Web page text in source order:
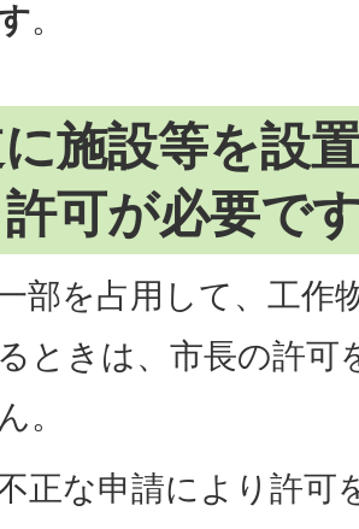
。
施設等を設
可が必要で
部を占用して、工作
ときは、市長の許可
。
正な申請により許可